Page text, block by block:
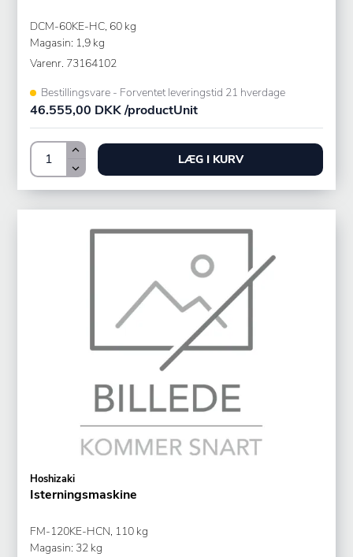
DCM-60KE-HC, 60 kg
Magasin: 1,9 kg
Varenr. 73164102
Bestillingsvare - Forventet leveringstid 21 hverdage
46.555,00 DKK /productUnit
LÆG I KURV
Hoshizaki
Isterningsmaskine
FM-120KE-HCN, 110 kg
Magasin: 32 kg